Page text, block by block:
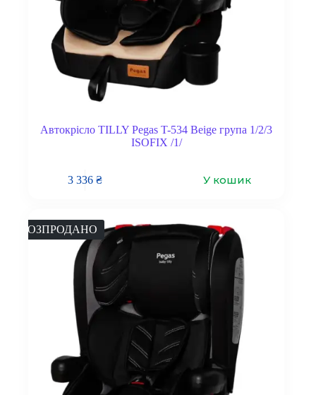
Автокрісло TILLY Pegas T-534 Beige група 1/2/3
ISOFIX /1/
3 336₴ У кошик
РОЗПРОДАНО